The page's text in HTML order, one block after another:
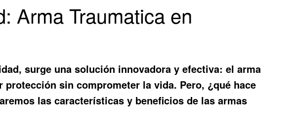
Arma Traumatica en
surge una solución innovadora y efectiva: elarma
sin comprometer la vida. Pero, ¿qué hace
las características y beneficios de las armas